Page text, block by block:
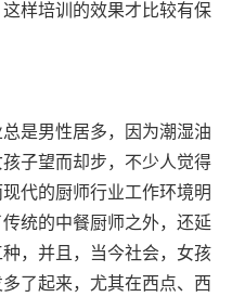
样培训的效果才比较有保
是男性居多，因为潮湿油
子望而却步，不少人觉得
代的厨师行业工作环境明
统的中餐厨师之外，还延
，并且，当今社会，女孩
了起来，尤其在西点、西